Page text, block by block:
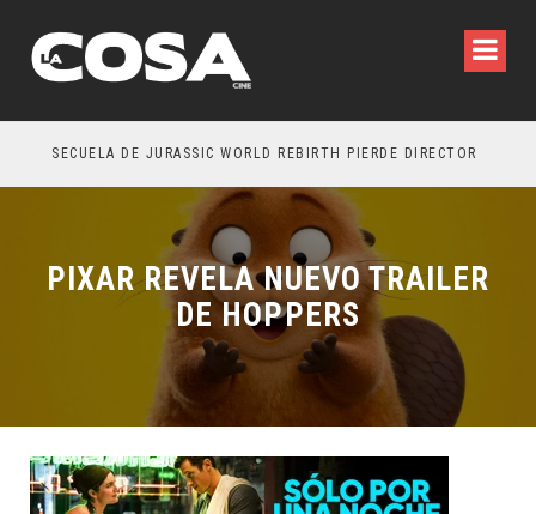
SECUELA DE JURASSIC WORLD REBIRTH PIERDE DIRECTOR
PIXAR REVELA NUEVO TRAILER
DE HOPPERS